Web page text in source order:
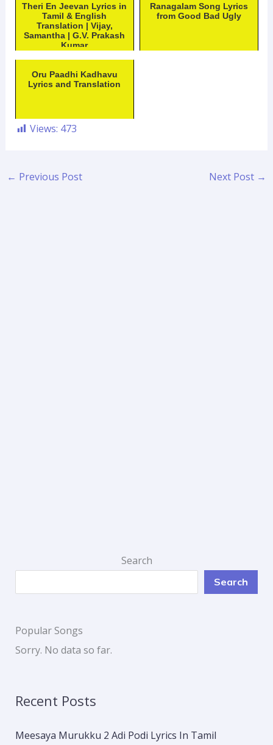
Theri En Jeevan Lyrics in
Tamil & English
Translation | Vijay,
Samantha | G.V. Prakash
Kumar
Ranagalam Song Lyrics
from Good Bad Ugly
Oru Paadhi Kadhavu
Lyrics and Translation
Views: 473
← Previous Post Next Post →
Search
Search
Popular Songs
Sorry. No data so far.
Recent Posts
Meesaya Murukku 2 Adi Podi Lyrics In Tamil